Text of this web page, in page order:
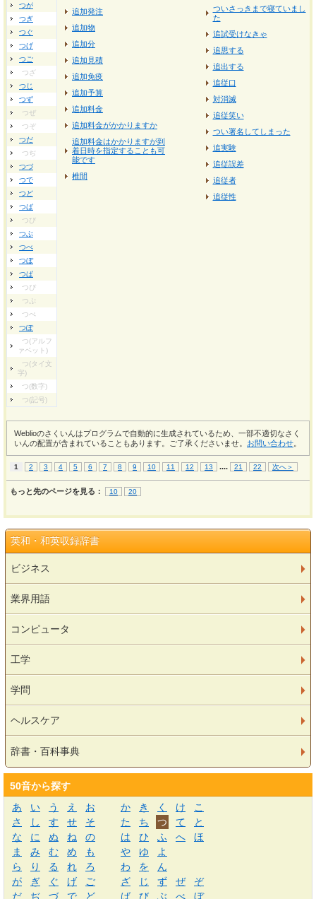
つが
つぎ
つぐ
つげ
つご
つざ
つじ
つず
つぜ
つぞ
つだ
つぢ
つづ
つで
つど
つば
つび
つぶ
つべ
つぼ
つぱ
つぴ
つぷ
つぺ
つぽ
つ(アルフ
ァベット)
つ(タイ文
字)
つ(数字)
つ(記号)
追加発注
追加物
追加分
追加見積
追加免疫
追加予算
追加料金
追加料金がかかりますか
追加料金はかかりますが到
着日時を指定することも可
能です
椎間
ついさっきまで寝ていまし
た
追試受けなきゃ
追思する
追出する
追従口
対消滅
追従笑い
つい署名してしまった
追実験
追従誤差
追従者
追従性
Weblioのさくいんはプログラムで自動的に生成されているため、一部不適切なさく
いんの配置が含まれていることもあります。ご了承くださいませ。 お問い合わせ
1 2 3 4 5 6 7 8 9 10 11 12 13 .... 21 22 次へ＞
もっと先のページを見る： 10 20
英和・和英収録辞書
ビジネス
業界用語
コンピュータ
工学
学問
ヘルスケア
辞書・百科事典
50音から探す
あ
い う え お か き く け
こ
さ
し す せ そ た ち つ て
と
な
に ぬ ね の は ひ ふ へ
ほ
ま
み む め も や ゆ
よ
ら
り る れ ろ わ を
ん
が
ぎ ぐ げ ご ざ じ ず ぜ
ぞ
だ
ぢ づ で ど ば び ぶ べ ぼ